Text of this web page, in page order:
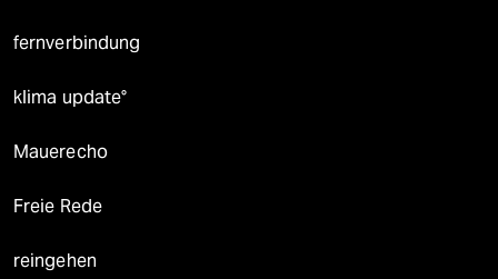
fernverbindung
klima update°
Mauerecho
Freie Rede
reingehen